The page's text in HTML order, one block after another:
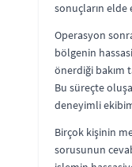
sonuçların elde
Operasyon
bölgenin
önerdiği bakım
Bu süreçte
deneyimli
Birçok kişinin
sorusunun